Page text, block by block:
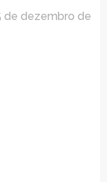
de dezembro de